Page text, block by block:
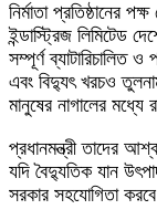
নির্মাতা প্রতিষ্ঠানের
ইন্ডাস্ট্রিজ লিমিটেড
সম্পূর্ণ ব্যাটারিচালিত
এবং বিদ্যুৎ খরচও
মানুষের নাগালের মধ্যে
প্রধানমন্ত্রী তাদের
যদি বৈদ্যুতিক যান
সরকার সহযোগিতা